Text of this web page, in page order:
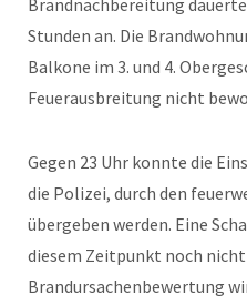
Brandnachbereitung
Stunden an. Die
Balkone im 3. und 4.
Feuerausbreitung nicht
Gegen 23 Uhr konnte die
die Polizei, durch den
übergeben werden. Eine
diesem Zeitpunkt noch
Brandursachenbewertung